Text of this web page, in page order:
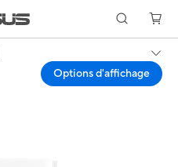
Options d'affichage